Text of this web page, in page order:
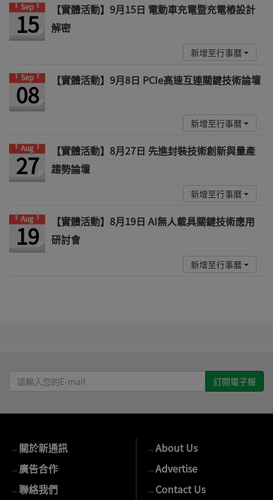
Sep
15
【實體活動】9月15日 電動車充電暨充電樁設計
解密
新增至行事曆
Sep
08 【實體活動】9月8日 PCIe高速互連關鍵技術論壇
新增至行事曆
Aug
27
【實體活動】8月27日 先進封裝技術創新與量產
趨勢論壇
新增至行事曆
Aug
19
【實體活動】8月19日 AI無人載具關鍵技術應用
研討會
新增至行事曆
請
輸
E-
mail
→關於新通訊
→廣告合作
→聯絡我們
→About Us
→Advertise
→Contact Us